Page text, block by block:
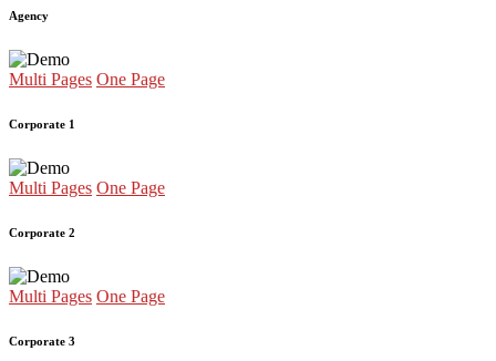
Agency
Multi Pages One Page
Corporate 1
Multi Pages One Page
Corporate 2
Multi Pages One Page
Corporate 3